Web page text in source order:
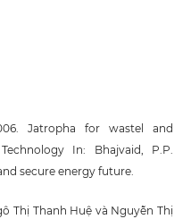
Jatropha for wastel and
In: Bhajvaid, P.P.
secure energy future.
Thị Thanh Huệ và Nguyễn Thị